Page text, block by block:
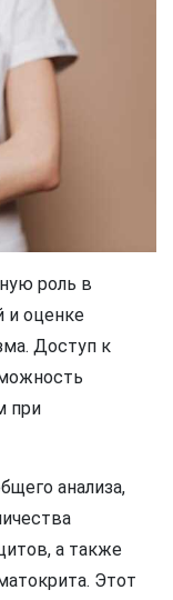
роль в
и оценке
Доступ к
при
анализа,
а также
Этот